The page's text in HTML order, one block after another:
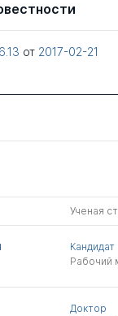
от 2017-02-21
Ученая
Кандидат
Рабочий
Доктор